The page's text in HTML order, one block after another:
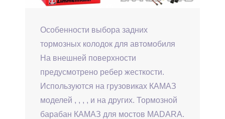
Особенности выбора задних
тормозных колодок для автомобиля
На внешней поверхности
предусмотрено ребер жесткости.
Используются на грузовиках КАМАЗ
моделей , , , , и на других. Тормозной
барабан КАМАЗ для мостов MADARA.